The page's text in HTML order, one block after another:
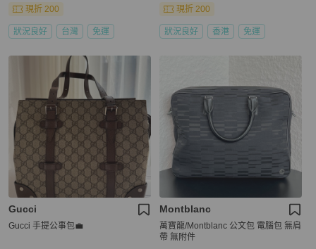
現折 200
狀況良好 台灣 免運
現折 200
狀況良好 香港 免運
Gucci
Gucci 手提公事包💼
Montblanc
萬寶龍/Montblanc 公文包 電腦包 無肩
帶 無附件